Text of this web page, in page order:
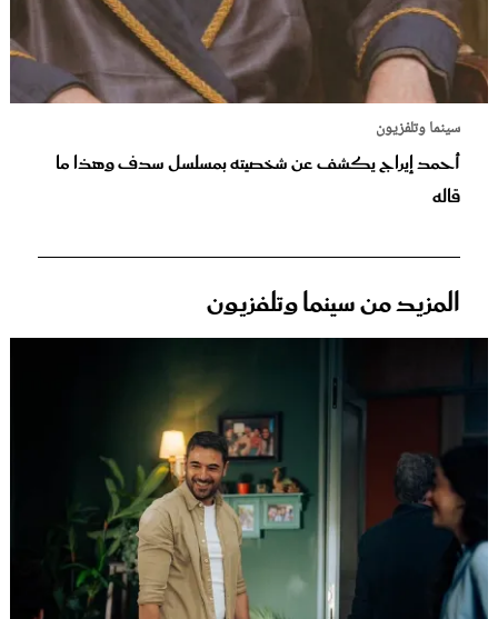
سينما وتلفزيون
أحمد إيراج يكشف عن شخصيته بمسلسل سدف وهذا ما
قاله
المزيد من سينما وتلفزيون